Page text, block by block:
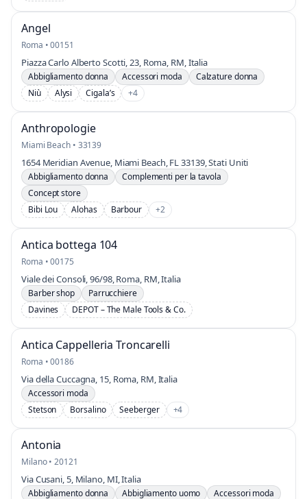
Angel
Roma • 00151
Piazza Carlo Alberto Scotti, 23, Roma, RM, Italia
Abbigliamento donna Accessori moda
Calzature donna
Niù
Alysi Cigala’s +4
Anthropologie
Miami Beach • 33139
1654 Meridian Avenue, Miami Beach, FL 33139, Stati Uniti
Abbigliamento donna
Complementi per la tavola
Concept store
Bibi Lou
Alohas Barbour +2
Antica bottega 104
Roma • 00175
Viale dei Consoli, 96/98, Roma, RM, Italia
Barber shop
Parrucchiere
Davines
DEPOT – The Male Tools & Co.
Antica Cappelleria Troncarelli
Roma • 00186
Via della Cuccagna, 15, Roma, RM, Italia
Accessori moda
Stetson
Borsalino Seeberger +4
Antonia
Milano • 20121
Via Cusani, 5, Milano, MI, Italia
Abbigliamento donna Abbigliamento uomo Accessori moda